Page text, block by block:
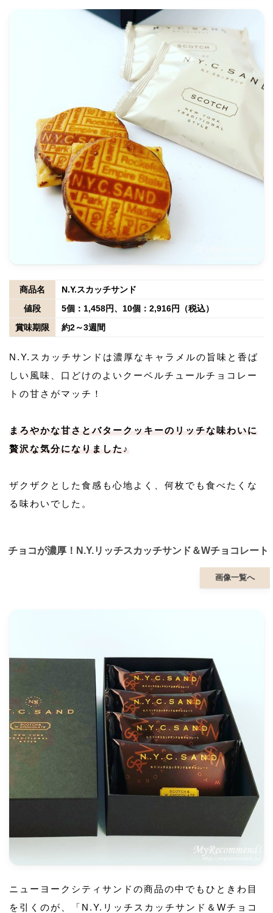
商品名
N.Y.スカッチサンド
値段
5個：1,458円、10個：2,916円（税込）
賞味期限
約2～3週間
N.Y.スカッチサンドは濃厚なキャラメルの旨味と香ば
しい風味、口どけのよいクーベルチュールチョコレー
トの甘さがマッチ！
まろやかな甘さとバタークッキーのリッチな味わいに
贅沢な気分になりました♪
ザクザクとした食感も心地よく、何枚でも食べたくな
る味わいでした。
チョコが濃厚！N.Y.リッチスカッチサンド＆Wチョコレート
画像一覧へ
ニューヨークシティサンドの商品の中でもひときわ目
を引くのが、「N.Y.リッチスカッチサンド＆Wチョコ